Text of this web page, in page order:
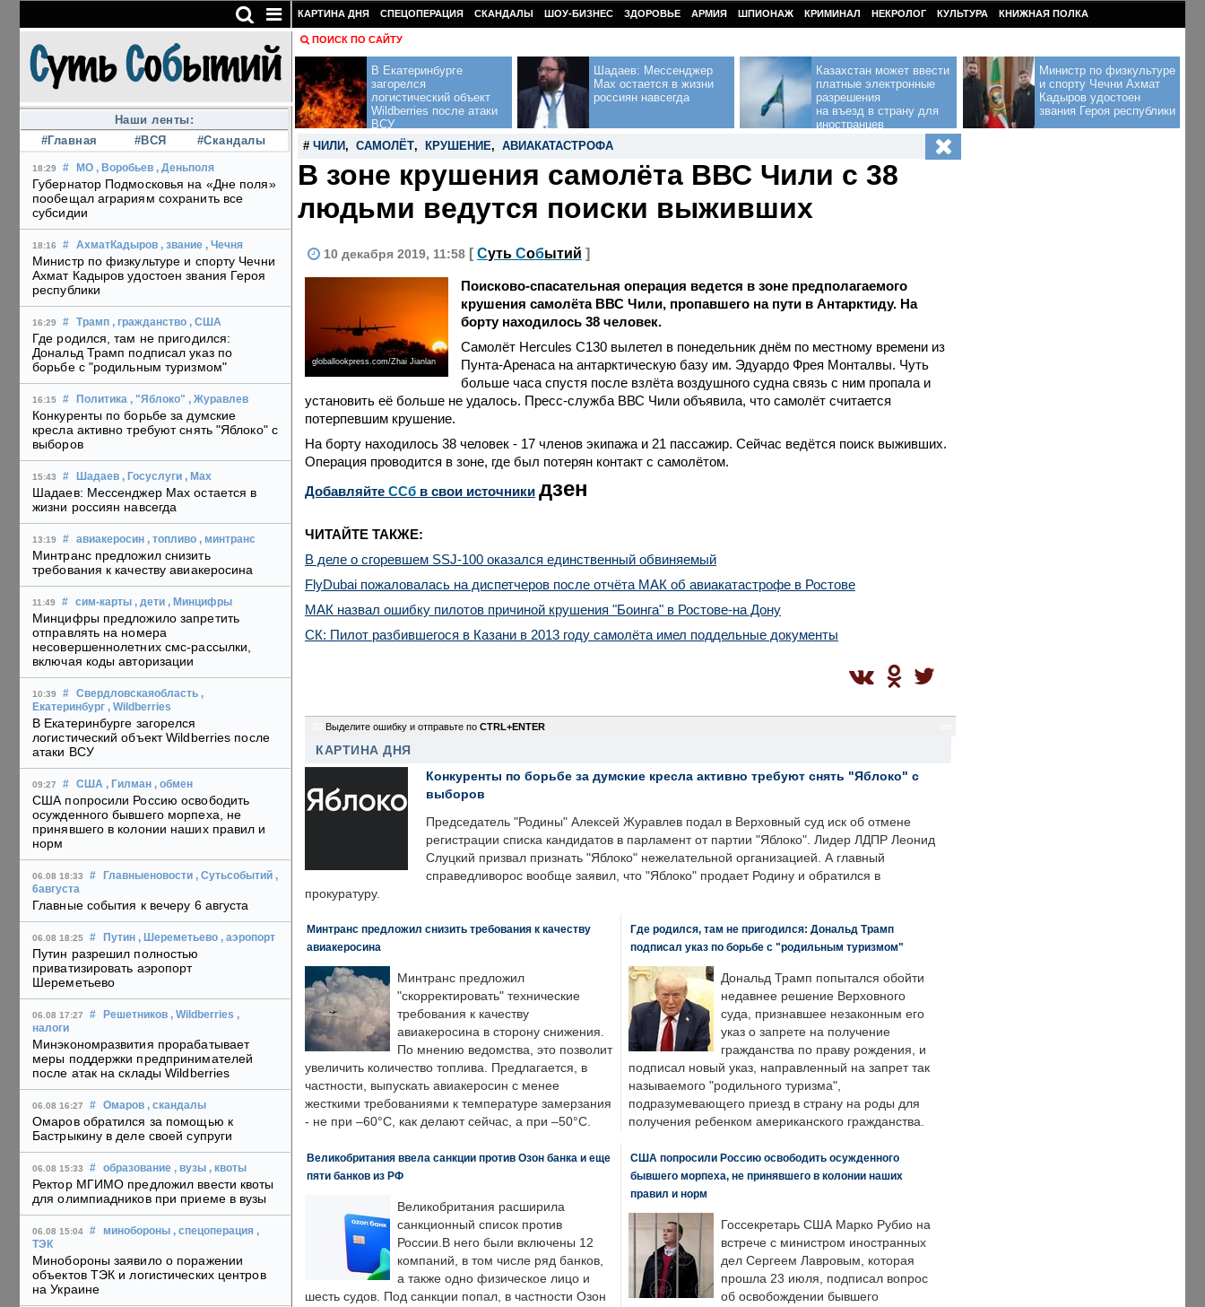
Наши ленты:
#Главная
#ВСЯ #Скандалы
18:29 # МО , Воробьев , Деньполя
Губернатор Подмосковья на «Дне поля»
пообещал аграриям сохранить все
субсидии
18:16 # АхматКадыров , звание , Чечня
Министр по физкультуре и спорту Чечни
Ахмат Кадыров удостоен звания Героя
республики
16:29 # Трамп , гражданство , США
Где родился, там не пригодился:
Дональд Трамп подписал указ по
борьбе с "родильным туризмом"
16:15 # Политика , "Яблоко" , Журавлев
Конкуренты по борьбе за думские
кресла активно требуют снять "Яблоко" с
выборов
15:43 # Шадаев , Госуслуги , Max
Шадаев: Мессенджер Max остается в
жизни россиян навсегда
13:19 # авиакеросин , топливо , минтранс
Минтранс предложил снизить
требования к качеству авиакеросина
11:49 # сим-карты , дети , Минцифры
Минцифры предложило запретить
отправлять на номера
несовершеннолетних смс-рассылки,
включая коды авторизации
10:39 # Свердловскаяобласть ,
Екатеринбург , Wildberries
В Екатеринбурге загорелся
логистический объект Wildberries после
атаки ВСУ
09:27 # США , Гилман , обмен
США попросили Россию освободить
осужденного бывшего морпеха, не
принявшего в колонии наших правил и
норм
06.08 18:33 # Главныеновости , Сутьсобытий ,
6августа
Главные события к вечеру 6 августа
06.08 18:25 # Путин , Шереметьево , аэропорт
Путин разрешил полностью
приватизировать аэропорт
Шереметьево
06.08 17:27 # Решетников , Wildberries ,
налоги
Минэкономразвития прорабатывает
меры поддержки предпринимателей
после атак на склады Wildberries
06.08 16:27 # Омаров , скандалы
Омаров обратился за помощью к
Бастрыкину в деле своей супруги
06.08 15:33 # образование , вузы , квоты
Ректор МГИМО предложил ввести квоты
для олимпиадников при приеме в вузы
06.08 15:04 # минобороны , спецоперация ,
ТЭК
Минобороны заявило о поражении
объектов ТЭК и логистических центров
на Украине
КАРТИНА ДНЯ СПЕЦОПЕРАЦИЯ СКАНДАЛЫ ШОУ-БИЗНЕС ЗДОРОВЬЕ АРМИЯ ШПИОНАЖ КРИМИНАЛ НЕКРОЛОГ КУЛЬТУРА КНИЖНАЯ ПОЛКА
ПОИСК ПО САЙТУ
В Екатеринбурге
загорелся
логистический объект
Wildberries после атаки
ВСУ
Шадаев: Мессенджер
Max остается в жизни
россиян навсегда
Казахстан может ввести
платные электронные
разрешения
на въезд в страну для
иностранцев
Министр по физкультуре
и спорту Чечни Ахмат
Кадыров удостоен
звания Героя республики
# ЧИЛИ , САМОЛЁТ, КРУШЕНИЕ, АВИАКАТАСТРОФА
В зоне крушения самолёта ВВС Чили с 38
людьми ведутся поиски выживших
10 декабря 2019, 11:58 [ Суть Событий ]
globallookpress.com/Zhai Jianlan
Поисково-спасательная операция ведется в зоне предполагаемого
крушения самолёта ВВС Чили, пропавшего на пути в Антарктиду. На
борту находилось 38 человек.
Самолёт Hercules C130 вылетел в понедельник днём по местному времени из
Пунта-Аренаса на антарктическую базу им. Эдуардо Фрея Монталвы. Чуть
больше часа спустя после взлёта воздушного судна связь с ним пропала и
установить её больше не удалось. Пресс-служба ВВС Чили объявила, что самолёт считается
потерпевшим крушение.
На борту находилось 38 человек - 17 членов экипажа и 21 пассажир. Сейчас ведётся поиск выживших.
Операция проводится в зоне, где был потерян контакт с самолётом.
Добавляйте CСб в свои источники дзен
ЧИТАЙТЕ ТАКЖЕ:
В деле о сгоревшем SSJ-100 оказался единственный обвиняемый
FlyDubai пожаловалась на диспетчеров после отчёта МАК об авиакатастрофе в Ростове
МАК назвал ошибку пилотов причиной крушения "Боинга" в Ростове-на Дону
СК: Пилот разбившегося в Казани в 2013 году самолёта имел поддельные документы
Выделите ошибку и отправьте по CTRL+ENTER
КАРТИНА ДНЯ
Конкуренты по борьбе за думские кресла активно требуют снять "Яблоко" с
выборов
Председатель "Родины" Алексей Журавлев подал в Верховный суд иск об отмене
регистрации списка кандидатов в парламент от партии "Яблоко". Лидер ЛДПР Леонид
Слуцкий призвал признать "Яблоко" нежелательной организацией. А главный
справедливорос вообще заявил, что "Яблоко" продает Родину и обратился в
прокуратуру.
Минтранс предложил снизить требования к качеству
авиакеросина
Минтранс предложил
"скорректировать" технические
требования к качеству
авиакеросина в сторону снижения.
По мнению ведомства, это позволит
увеличить количество топлива. Предлагается, в
частности, выпускать авиакеросин с менее
жесткими требованиями к температуре замерзания
- не при –60°C, как делают сейчас, а при –50°C.
Где родился, там не пригодился: Дональд Трамп
подписал указ по борьбе с "родильным туризмом"
Дональд Трамп попытался обойти
недавнее решение Верховного
суда, признавшее незаконным его
указ о запрете на получение
гражданства по праву рождения, и
подписал новый указ, направленный на запрет так
называемого "родильного туризма",
подразумевающего приезд в страну на роды для
получения ребенком американского гражданства.
Великобритания ввела санкции против Озон банка и еще
пяти банков из РФ
Великобритания расширила
санкционный список против
России.В него были включены 12
компаний, в том числе ряд банков,
а также одно физическое лицо и
шесть судов. Под санкции попал, в частности Озон
США попросили Россию освободить осужденного
бывшего морпеха, не принявшего в колонии наших
правил и норм
Госсекретарь США Марко Рубио на
встрече с министром иностранных
дел Сергеем Лавровым, которая
прошла 23 июля, подписал вопрос
об освобождении бывшего